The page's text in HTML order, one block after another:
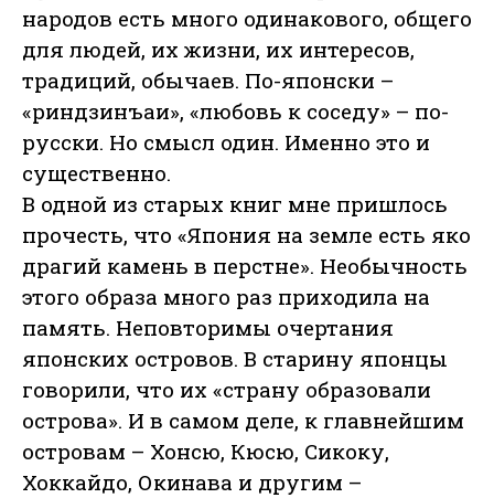
народов есть много одинакового, общего
для людей, их жизни, их интересов,
традиций, обычаев. По-японски –
«риндзинъаи», «любовь к соседу» – по-
русски. Но смысл один. Именно это и
существенно.
В одной из старых книг мне пришлось
прочесть, что «Япония на земле есть яко
драгий камень в перстне». Необычность
этого образа много раз приходила на
память. Неповторимы очертания
японских островов. В старину японцы
говорили, что их «страну образовали
острова». И в самом деле, к главнейшим
островам – Хонсю, Кюсю, Сикоку,
Хоккайдо, Окинава и другим –